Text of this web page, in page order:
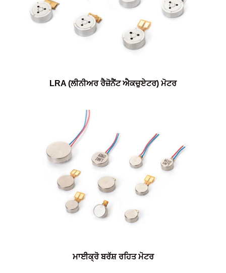
LRA (ਲੀਨੀਅਰ ਰੈਜ਼ੋਨੈਂਟ ਐਕਚੁਏਟਰ) ਮੋਟਰ
ਮਾਈਕ੍ਰੋ ਬਰੱਸ਼ ਰਹਿਤ ਮੋਟਰ